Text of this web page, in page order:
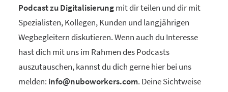
Podcast zu Digitalisierungmit dir teilen und dir mit
Spezialisten, Kollegen, Kunden und langjährigen
Wegbegleitern diskutieren. Wenn auch du Interesse
hast dich mit uns im Rahmen des Podcasts
auszutauschen, kannst du dich gerne hier bei uns
melden: info@nuboworkers.com. Deine Sichtweise